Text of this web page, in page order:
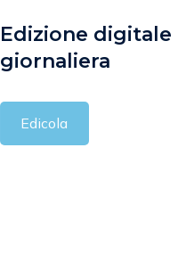
Edizione digitale
giornaliera
Edicola